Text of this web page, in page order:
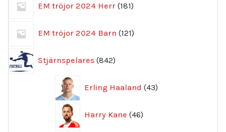
EM tröjor 2024 Herr 181
produkter
EM tröjor 2024 Barn 121
produkter
Stjärnspelares 842
produkter
Erling Haaland 43
produkter
Harry Kane 46
produkter